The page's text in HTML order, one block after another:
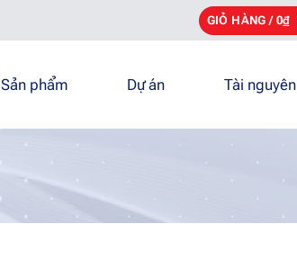
GIỎ HÀNG / 0₫
Sản phẩm Dự án Tài nguyên